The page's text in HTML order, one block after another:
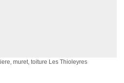
muret, toiture Les Thioleyres